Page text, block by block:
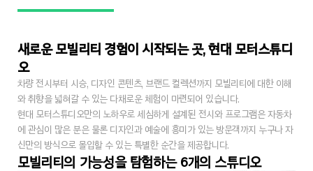
새로운 모빌리티 경험이 시작되는 곳, 현대 모터스튜디
오
차량 전시부터 시승, 디자인 콘텐츠, 브랜드 컬렉션까지 모빌리티에 대한 이해
와 취향을 넓혀갈 수 있는 다채로운 체험이 마련되어 있습니다.
현대 모터스튜디오만의 노하우로 세심하게 설계된 전시와 프로그램은 자동차
에 관심이 많은 분은 물론 디자인과 예술에 흥미가 있는 방문객까지 누구나 자
신만의 방식으로 몰입할 수 있는 특별한 순간을 제공합니다.
모빌리티의 가능성을 탐험하는 6개의 스튜디오